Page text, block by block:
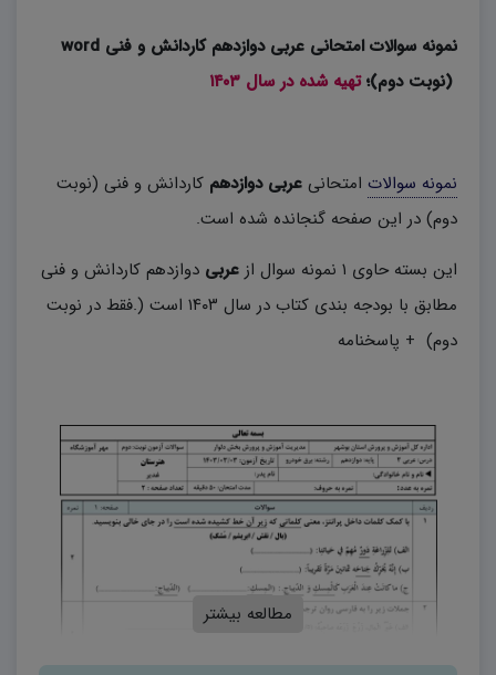
نمونه سوالات امتحانی عربی دوازدهم کاردانش و فنی word
(نوبت دوم)؛تهیه شده در سال ۱۴۰۳
نمونه سوالات امتحانی عربی دوازدهم کاردانش و فنی (نوبت
دوم) در این صفحه گنجانده شده است.
این بسته حاوی ۱ نمونه سوال از
عربی دوازدهم کاردانش و فنی
مطابق با بودجه بندی کتاب در سال ۱۴۰۳ است (.فقط در نوبت
دوم) + پاسخنامه
مطالعه بیشتر